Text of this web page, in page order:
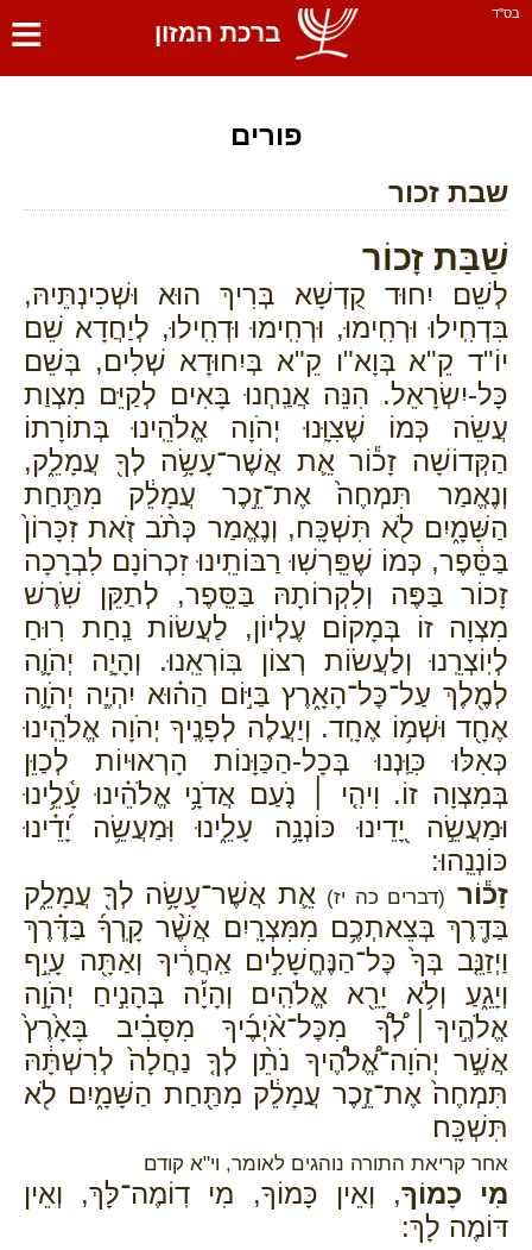
בס''ד ≡ ברכת המזון
פורים
שבת זכור
שַׁבַּת זָכוֹר
לְשֵׁם יִחוּד קֻדְשָׁא בְּרִיךְ הוּא וּשְׁכִינְתֵּיהּ,
בִּדְחִֽילוּ וּרְחִֽימוּ, וּרְחִֽימוּ וּדְחִֽילוּ, לְיַחֲדָא שֵׁם
יוֹ"ד קֵ"א בְּוָא"ו קֵ"א בְּיִחוּדָא שְׁלִים, בְּשֵׁם
כָּל-יִשְׂרָאֵל. הִנֵּה אֲנַֽחְנוּ בָּאִים לְקַיֵּם מִצְוַת
עֲשֵׂה כְּמוֹ שֶׁצִוָּֽנוּ יְהֹוָה אֱלֹהֵֽינוּ בְּתוֹרָתוֹ
הַקְּדוֹשָׁה זָכ֕וֹר אֵ֛ת אֲשֶׁר־עָשָׂ֥ה לְךָ֖ עֲמָלֵ֑ק,
וְנֶאֱמַר תִּמְחֶה֙ אֶת־זֵ֣כֶר עֲמָלֵ֔ק מִתַּ֖חַת
הַשָּׁמָ֑יִם לֹ֖א תִּשְׁכָּֽח, וְנֶאֱמַר כְּתֹ֨ב זֹ֤את זִכָּרוֹן֙
בַּסֵּ֔פֶר, כְּמוֹ שֶׁפֵּֽרְשֽׁוּ רַבּוֹתֵֽינוּ זִכְרוֹנָם לִבְרָכָה
זָכוֹר בַּפֶּה וְלִקְרוֹתָהּ בַּסֵּֽפֶר, לְתַקֵּן שֹֽׁרֶשׁ
מִצְוָה זוֹ בְּמָקוֹם עֶלְיוֹן, לַעֲשׂוֹת נַֽחַת רֽוּחַ
לְיֽוֹצְרֵֽנוּ וְלַעֲשׂוֹת רְצוֹן בּֽוֹרְאֵֽנוּ. וְהָיָ֧ה יְהֹוָ֛ה
לְמֶ֖לֶךְ עַל־כׇּל־הָאָ֑רֶץ בַּיּ֣וֹם הַה֗וּא יִהְיֶ֧ה יְהֹוָ֛ה
אֶחָ֖ד וּשְׁמ֥וֹ אֶחָֽד. וְיַעֲלֶה לְפָנֶֽיךָ יְהֹוָה אֱלֹהֵֽינוּ
כְּאִלּוּ כִּוַּֽנְנוּ בְּכָל-הַכַּוָּנוֹת הָרְאוּיוֹת לְכַוֵּן
בְּמִצְוָה זוֹ. וִיהִ֤י ׀ נֹ֤עַם אֲדֹנָ֥י אֱלֹהֵ֗ינוּ עָ֫לֵ֥ינוּ
וּמַעֲשֵׂ֣ה יָ֭דֵינוּ כּוֹנְנָ֥ה עָלֵ֑ינוּ וּֽמַעֲשֵׂ֥ה יָ֝דֵ֗ינוּ
כּוֹנְנֵֽהוּ:
זָכ֕וֹר (דברים כה יז) אֵ֛ת אֲשֶׁר־עָשָׂ֥ה לְךָ֖ עֲמָלֵ֑ק
בַּדֶּ֖רֶךְ בְּצֵאתְכֶ֥ם מִמִּצְרָֽיִם׃ אֲשֶׁ֨ר קָֽרְךָ֜ בַּדֶּ֗רֶךְ
וַיְזַנֵּ֤ב בְּךָ֙ כׇּל־הַנֶּחֱשָׁלִ֣ים אַֽחֲרֶ֔יךָ וְאַתָּ֖ה עָיֵ֣ף
וְיָגֵ֑עַ וְלֹ֥א יָרֵ֖א אֱלֹהִֽים׃ וְהָיָ֡ה בְּהָנִ֣יחַ יְהֹוָ֣ה
אֱלֹהֶ֣יךָ ׀ לְ֠ךָ֠ מִכׇּל־אֹ֨יְבֶ֜יךָ מִסָּבִ֗יב בָּאָ֙רֶץ֙
אֲשֶׁ֣ר יְהֹוָה־אֱ֠לֹהֶ֠יךָ נֹתֵ֨ן לְךָ֤ נַחֲלָה֙ לְרִשְׁתָּ֔הּ
תִּמְחֶה֙ אֶת־זֵ֣כֶר עֲמָלֵ֔ק מִתַּ֖חַת הַשָּׁמָ֑יִם לֹ֖א
תִּשְׁכָּֽח׃
אחר קריאת התורה נוהגים לאומר, וי"א קודם
מִי כָמוֹךָ, וְאֵין כָּמוֹךָ, מִי דֽוֹמֶה־לָּךְ, וְאֵין
דּוֹמֶה לָךְ: